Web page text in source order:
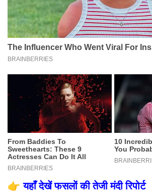
👉यहाँ देखें फसलों की तेजी मंदी रिपोर्ट